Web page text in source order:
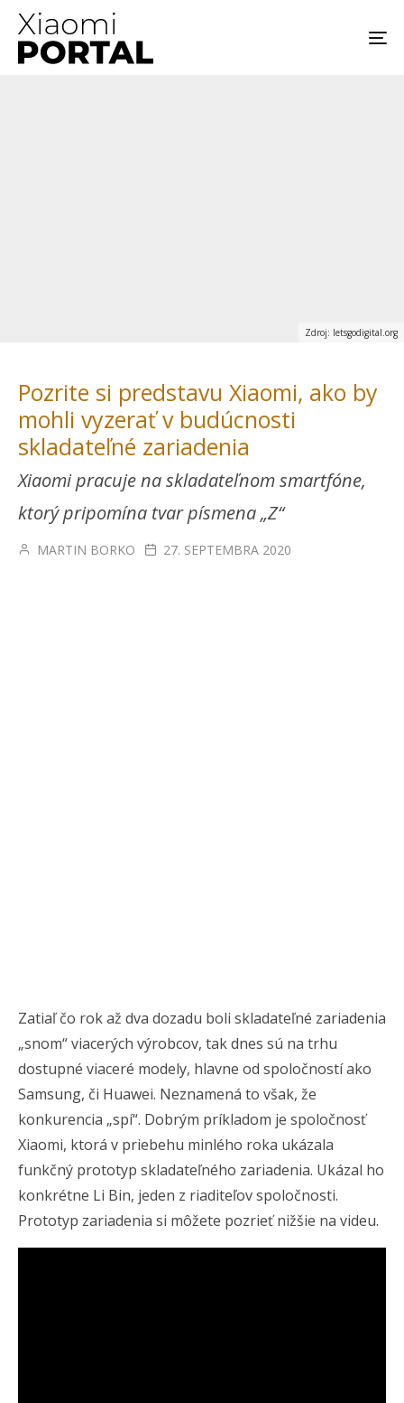
Zdroj: letsgodigital.org
Pozrite si predstavu Xiaomi, ako by
mohli vyzerať v budúcnosti
skladateľné zariadenia
Xiaomi pracuje na skladateľnom smartfóne,
ktorý pripomína tvar písmena „Z“
MARTIN BORKO 27. SEPTEMBRA 2020
Zatiaľ čo rok až dva dozadu boli skladateľné zariadenia
„snom“ viacerých výrobcov, tak dnes sú na trhu
dostupné viaceré modely, hlavne od spoločností ako
Samsung, či Huawei. Neznamená to však, že
konkurencia „spí“. Dobrým príkladom je spoločnosť
Xiaomi, ktorá v priebehu minlého roka ukázala
funkčný prototyp skladateľného zariadenia. Ukázal ho
konkrétne Li Bin, jeden z riaditeľov spoločnosti.
Prototyp zariadenia si môžete pozrieť nižšie na videu.